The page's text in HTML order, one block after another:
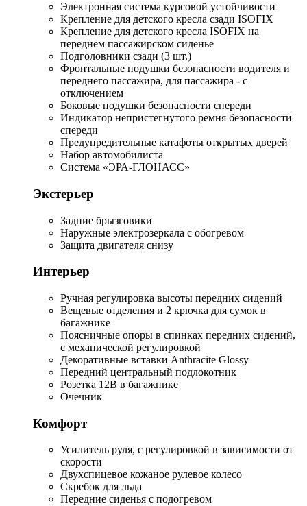
Электронная система курсовой устойчивости
Крепление для детского кресла сзади ISOFIX
Крепление для детского кресла ISOFIX на
переднем пассажирском сиденье
Подголовники сзади (3 шт.)
Фронтальные подушки безопасности водителя и
переднего пассажира, для пассажира - с
отключением
Боковые подушки безопасности спереди
Индикатор непристегнутого ремня безопасности
спереди
Предупредительные катафоты открытых дверей
Набор автомобилиста
Система «ЭРА-ГЛОНАСС»
Экстерьер
Задние брызговики
Наружные электрозеркала с обогревом
Защита двигателя снизу
Интерьер
Ручная регулировка высоты передних сидений
Вещевые отделения и 2 крючка для сумок в
багажнике
Поясничные опоры в спинках передних сидений,
с механической регулировкой
Декоративные вставки Anthracite Glossy
Передний центральный подлокотник
Розетка 12В в багажнике
Очечник
Комфорт
Усилитель руля, с регулировкой в зависимости от
скорости
Двухспицевое кожаное рулевое колесо
Скребок для льда
Передние сиденья с подогревом